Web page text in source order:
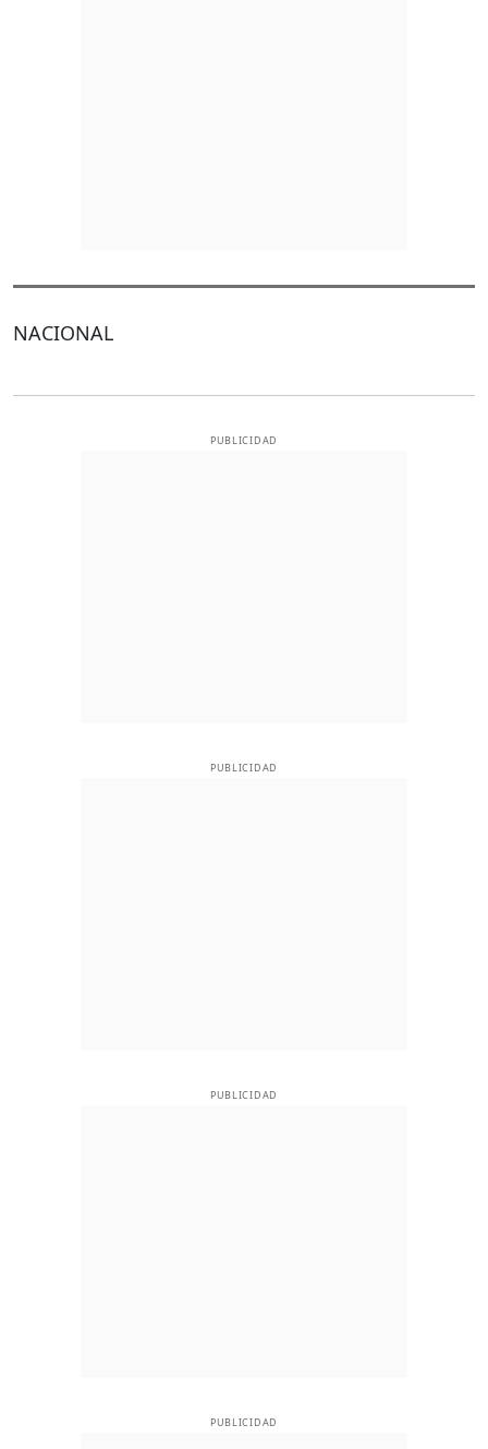
NACIONAL
PUBLICIDAD
PUBLICIDAD
PUBLICIDAD
PUBLICIDAD